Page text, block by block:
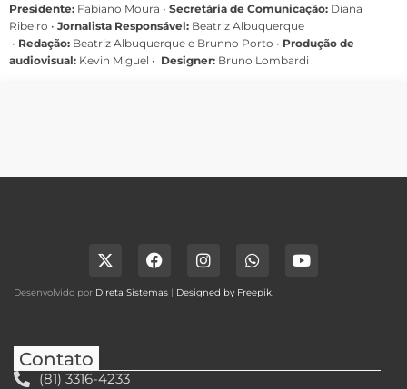
Presidente: Fabiano Moura • Secretária de Comunicação: Diana
Ribeiro • Jornalista Responsável: Beatriz Albuquerque
• Redação: Beatriz Albuquerque e Brunno Porto • Produção de
audiovisual: Kevin Miguel • Designer: Bruno Lombardi
Desenvolvido por Direta Sistemas | Designed by Freepik.
Contato
(81) 3316-4233